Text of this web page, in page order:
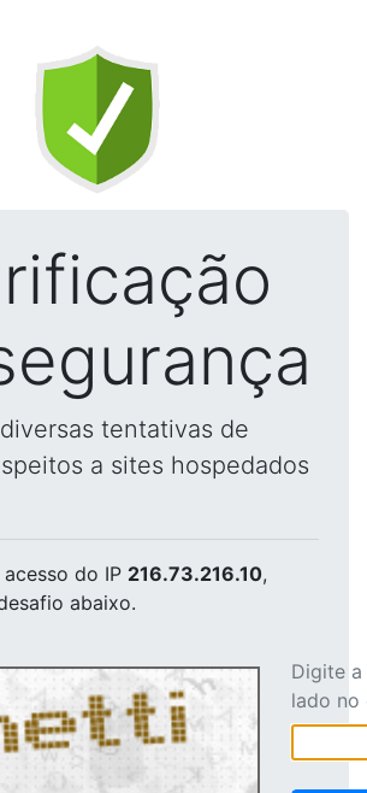
tentativas de
a sites hospedados
do IP 216.73.216.10,
abaixo.
Digite
lado no